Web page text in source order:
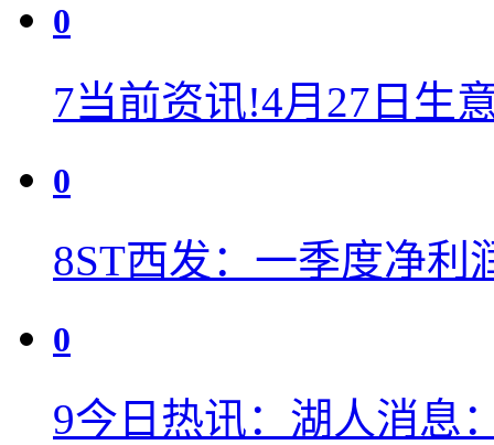
0
7当前资讯!4月27日生
0
8ST西发：一季度净利
0
9今日热讯：湖人消息